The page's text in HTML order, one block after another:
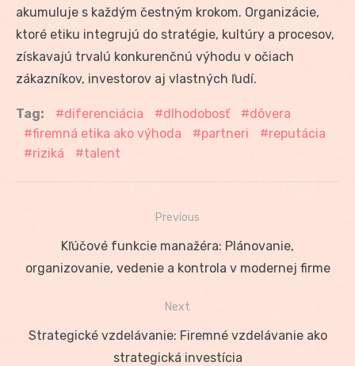
akumuluje s každým čestným krokom. Organizácie,
ktoré etiku integrujú do stratégie, kultúry a procesov,
získavajú trvalú konkurenčnú výhodu v očiach
zákazníkov, investorov aj vlastných ľudí.
Tag: diferenciácia dlhodobosť
dôvera
firemná etika ako výhoda
partneri
reputácia
riziká
talent
Navigácia
v
Previous
Previous
post:
Kľúčové funkcie manažéra: Plánovanie,
organizovanie, vedenie a kontrola v modernej firme
Next
Next
Strategické vzdelávanie: Firemné vzdelávanie ako
strategická investícia